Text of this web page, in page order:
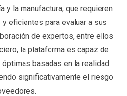
y la manufactura, que requieren
eficientes para evaluar a sus
de expertos, entre ellos
la plataforma es capaz de
basadas en la realidad
significativamente el riesgo